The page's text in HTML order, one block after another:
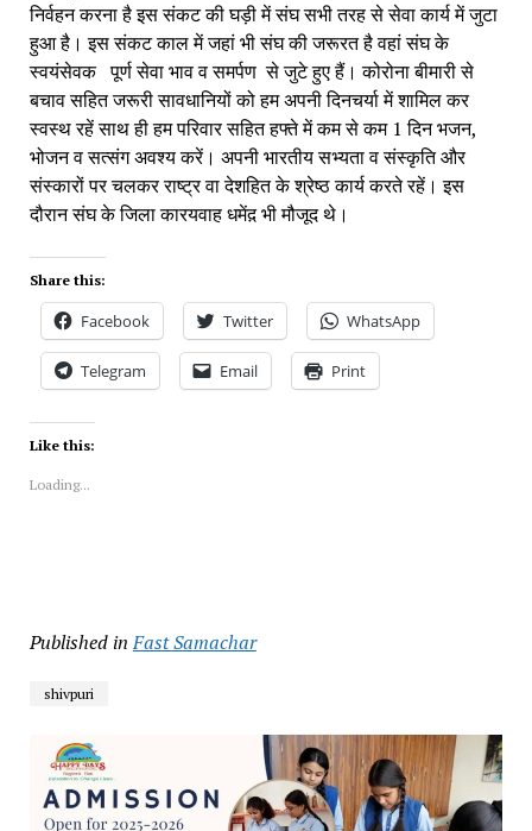
निर्वहन करना है इस संकट की घड़ी में संघ सभी तरह से सेवा कार्य में जुटा
हुआ है। इस संकट काल में जहां भी संघ की जरूरत है वहां संघ के
स्वयंसेवक   पूर्ण सेवा भाव व समर्पण  से जुटे हुए हैं। कोरोना बीमारी से
बचाव सहित जरूरी सावधानियों को हम अपनी दिनचर्या में शामिल कर
स्वस्थ रहें साथ ही हम परिवार सहित हफ्ते में कम से कम 1 दिन भजन,
भोजन व सत्संग अवश्य करें। अपनी भारतीय सभ्यता व संस्कृति और
संस्कारों पर चलकर राष्ट्र वा देशहित के श्रेष्ठ कार्य करते रहें। इस
दौरान संघ के जिला कारयवाह धमेंद़ भी मौजूद थे।
Share this:
Facebook Twitter WhatsApp
Telegram Email Print
Like this:
Loading...
Published in Fast Samachar
shivpuri